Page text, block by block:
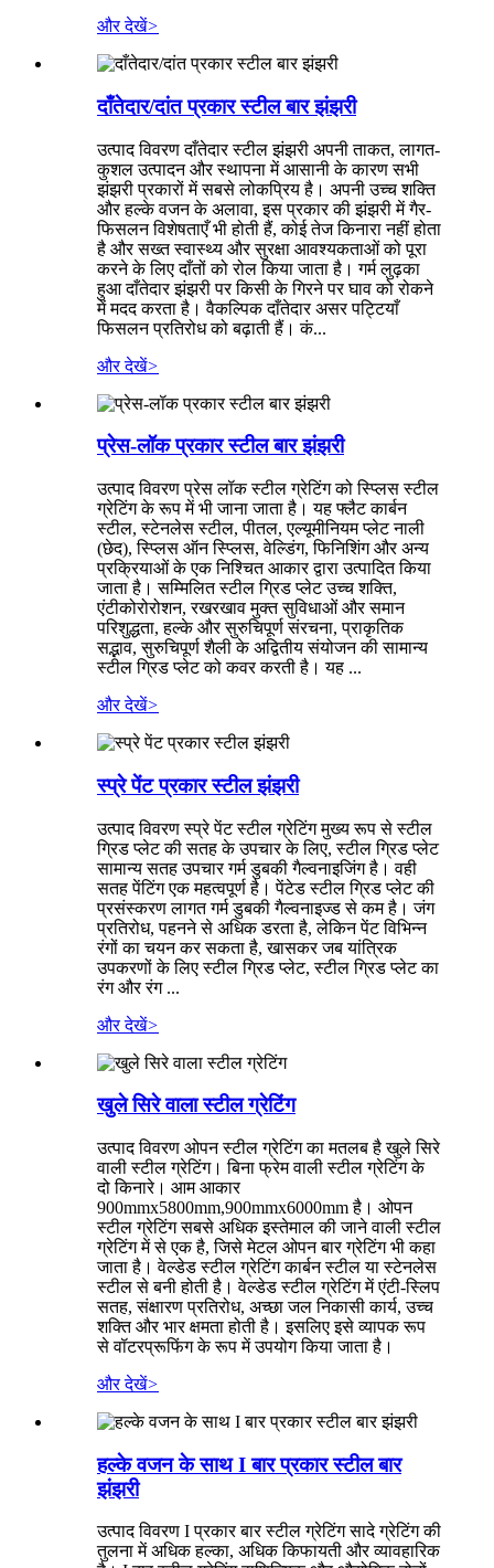
और देखें>
दाँतेदार/दांत प्रकार स्टील बार झंझरी
उत्पाद विवरण दाँतेदार स्टील झंझरी अपनी ताकत, लागत-
कुशल उत्पादन और स्थापना में आसानी के कारण सभी
झंझरी प्रकारों में सबसे लोकप्रिय है। अपनी उच्च शक्ति
और हल्के वजन के अलावा, इस प्रकार की झंझरी में गैर-
फिसलन विशेषताएँ भी होती हैं, कोई तेज किनारा नहीं होता
है और सख्त स्वास्थ्य और सुरक्षा आवश्यकताओं को पूरा
करने के लिए दाँतों को रोल किया जाता है। गर्म लुढ़का
हुआ दाँतेदार झंझरी पर किसी के गिरने पर घाव को रोकने
में मदद करता है। वैकल्पिक दाँतेदार असर पट्टियाँ
फिसलन प्रतिरोध को बढ़ाती हैं। कं...
और देखें>
प्रेस-लॉक प्रकार स्टील बार झंझरी
उत्पाद विवरण प्रेस लॉक स्टील ग्रेटिंग को स्प्लिस स्टील
ग्रेटिंग के रूप में भी जाना जाता है। यह फ्लैट कार्बन
स्टील, स्टेनलेस स्टील, पीतल, एल्यूमीनियम प्लेट नाली
(छेद), स्प्लिस ऑन स्प्लिस, वेल्डिंग, फिनिशिंग और अन्य
प्रक्रियाओं के एक निश्चित आकार द्वारा उत्पादित किया
जाता है। सम्मिलित स्टील ग्रिड प्लेट उच्च शक्ति,
एंटीकोरोरोशन, रखरखाव मुक्त सुविधाओं और समान
परिशुद्धता, हल्के और सुरुचिपूर्ण संरचना, प्राकृतिक
सद्भाव, सुरुचिपूर्ण शैली के अद्वितीय संयोजन की सामान्य
स्टील ग्रिड प्लेट को कवर करती है। यह ...
और देखें>
स्प्रे पेंट प्रकार स्टील झंझरी
उत्पाद विवरण स्प्रे पेंट स्टील ग्रेटिंग मुख्य रूप से स्टील
ग्रिड प्लेट की सतह के उपचार के लिए, स्टील ग्रिड प्लेट
सामान्य सतह उपचार गर्म डुबकी गैल्वनाइजिंग है। वही
सतह पेंटिंग एक महत्वपूर्ण है। पेंटेड स्टील ग्रिड प्लेट की
प्रसंस्करण लागत गर्म डुबकी गैल्वनाइज्ड से कम है। जंग
प्रतिरोध, पहनने से अधिक डरता है, लेकिन पेंट विभिन्न
रंगों का चयन कर सकता है, खासकर जब यांत्रिक
उपकरणों के लिए स्टील ग्रिड प्लेट, स्टील ग्रिड प्लेट का
रंग और रंग ...
और देखें>
खुले सिरे वाला स्टील ग्रेटिंग
उत्पाद विवरण ओपन स्टील ग्रेटिंग का मतलब है खुले सिरे
वाली स्टील ग्रेटिंग। बिना फ्रेम वाली स्टील ग्रेटिंग के
दो किनारे। आम आकार
900mmx5800mm,900mmx6000mm है। ओपन
स्टील ग्रेटिंग सबसे अधिक इस्तेमाल की जाने वाली स्टील
ग्रेटिंग में से एक है, जिसे मेटल ओपन बार ग्रेटिंग भी कहा
जाता है। वेल्डेड स्टील ग्रेटिंग कार्बन स्टील या स्टेनलेस
स्टील से बनी होती है। वेल्डेड स्टील ग्रेटिंग में एंटी-स्लिप
सतह, संक्षारण प्रतिरोध, अच्छा जल निकासी कार्य, उच्च
शक्ति और भार क्षमता होती है। इसलिए इसे व्यापक रूप
से वॉटरप्रूफिंग के रूप में उपयोग किया जाता है।
और देखें>
हल्के वजन के साथ I बार प्रकार स्टील बार
झंझरी
उत्पाद विवरण I प्रकार बार स्टील ग्रेटिंग सादे ग्रेटिंग की
तुलना में अधिक हल्का, अधिक किफायती और व्यावहारिक